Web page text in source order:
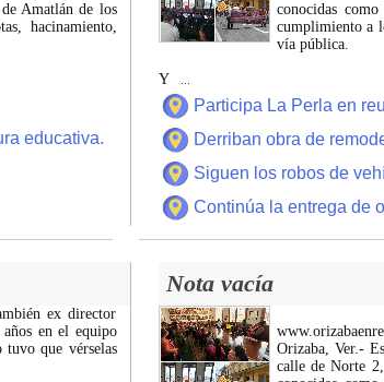
Amatlán de los
hacinamiento,
educativa.
conocidas
cumplimiento a
vía pública.
Y
Participa La Perla en
Derriban obra de
Siguen los robos de
Continúa la entrega de
Nota vacía
ex director
en el equipo
que vérselas
Orizaba, Ver.-
calle de Norte